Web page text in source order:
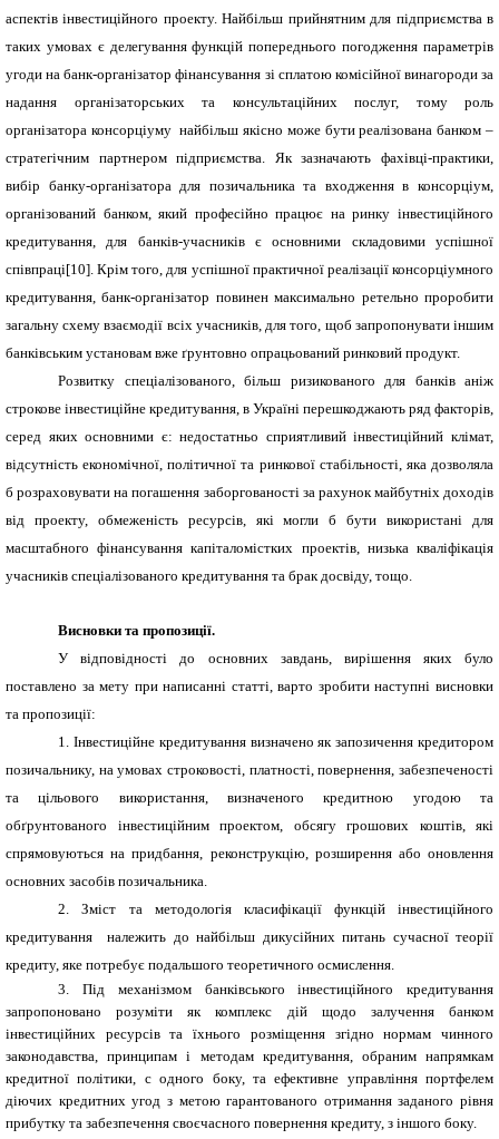
аспектів інвестиційного проекту. Найбільш прийнятним для підприємства в
таких умовах є делегування функцій попереднього погодження параметрів
угоди на банк-організатор фінансування зі сплатою комісійної винагороди за
надання організаторських та консультаційних послуг, тому роль
організатора консорціуму найбільш якісно може бути реалізована банком –
стратегічним партнером підприємства. Як зазначають фахівці-практики,
вибір банку-організатора для позичальника та входження в консорціум,
організований банком, який професійно працює на ринку інвестиційного
кредитування, для банків-учасників є основними складовими успішної
співпраці[10] . Крім того, для успішної практичної реалізації консорціумного
кредитування, банк-організатор повинен максимально ретельно проробити
загальну схему взаємодії всіх учасників, для того, щоб запропонувати іншим
банківським установам вже ґрунтовно опрацьований ринковий продукт.
Розвитку спеціалізованого, більш ризикованого для банків аніж
строкове інвестиційне кредитування, в Україні перешкоджають ряд факторів,
серед яких основними є: недостатньо сприятливий інвестиційний клімат,
відсутність економічної, політичної та ринкової стабільності, яка дозволяла
б розраховувати на погашення заборгованості за рахунок майбутніх доходів
від проекту, обмеженість ресурсів, які могли б бути використані для
масштабного фінансування капіталомістких проектів, низька кваліфікація
учасників спеціалізованого кредитування та брак досвіду, тощо.
Висновки та пропозиції.
У відповідності до основних завдань, вирішення яких було
поставлено за мету при написанні статті, варто зробити наступні висновки
та пропозиції:
1. Інвестиційне кредитування визначено як запозичення кредитором
позичальнику, на умовах строковості, платності, повернення, забезпеченості
та цільового використання, визначеного кредитною угодою та
обґрунтованого інвестиційним проектом, обсягу грошових коштів, які
спрямовуються на придбання, реконструкцію, розширення або оновлення
основних засобів позичальника.
2. Зміст та методологія класифікації функцій інвестиційного
кредитування належить до найбільш дикусійних питань сучасної теорії
кредиту, яке потребує подальшого теоретичного осмислення.
3. Під механізмом банківського інвестиційного кредитування
запропоновано розуміти як комплекс дій щодо залучення банком
інвестиційних ресурсів та їхнього розміщення згідно нормам чинного
законодавства, принципам і методам кредитування, обраним напрямкам
кредитної політики, с одного боку, та ефективне управління портфелем
діючих кредитних угод з метою гарантованого отримання заданого рівня
прибутку та забезпечення своєчасного повернення кредиту, з іншого боку.